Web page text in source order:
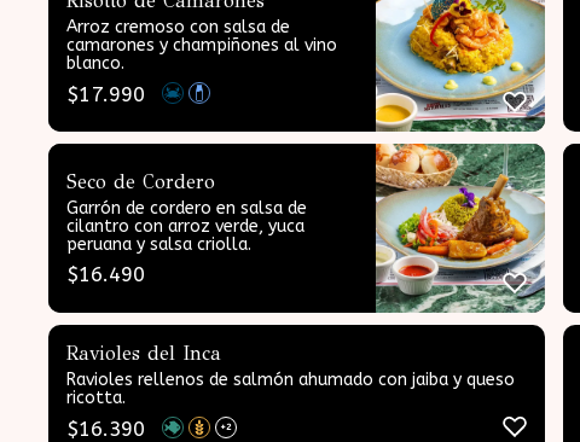
Arroz cremoso con salsa de
camarones y champiñones al vino
blanco.
$17.990
Seco de Cordero
Garrón de cordero en salsa de
cilantro con arroz verde, yuca
peruana y salsa criolla.
$16.490
Ravioles del Inca
Ravioles rellenos de salmón ahumado con jaiba y queso
ricotta.
$16.390 +2